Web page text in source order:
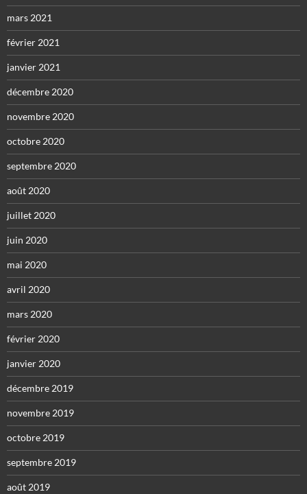
mars 2021
février 2021
janvier 2021
décembre 2020
novembre 2020
octobre 2020
septembre 2020
août 2020
juillet 2020
juin 2020
mai 2020
avril 2020
mars 2020
février 2020
janvier 2020
décembre 2019
novembre 2019
octobre 2019
septembre 2019
août 2019